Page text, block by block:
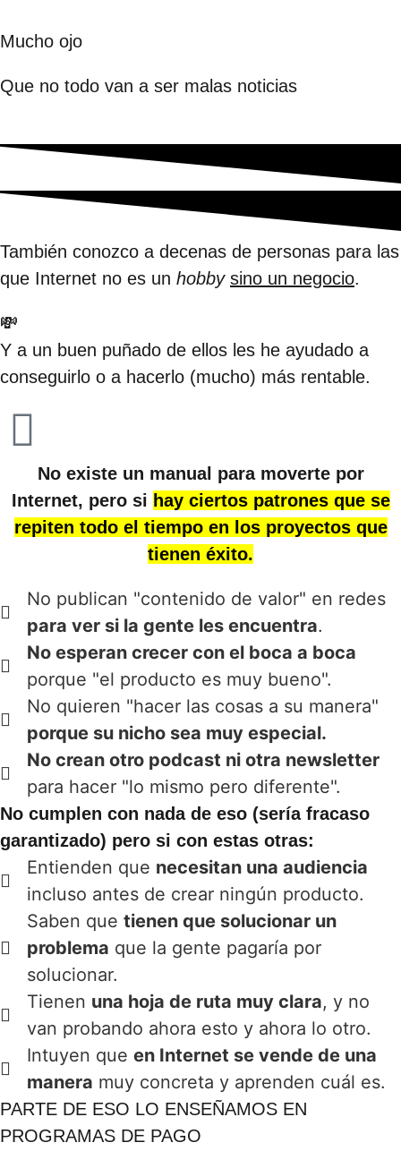
Mucho ojo
Que no todo van a ser malas noticias
También conozco a decenas de personas para las
que Internet no es un hobby sino un negocio.
💸
💸
Y a un buen puñado de ellos les he ayudado a
conseguirlo o a hacerlo (mucho) más rentable.
No existe un manual para moverte por
Internet, pero si hay ciertos patrones que se
repiten todo el tiempo en los proyectos que
tienen éxito.
No publican "contenido de valor" en redes
para ver si la gente les encuentra.
No esperan crecer con el boca a boca
porque "el producto es muy bueno".
No quieren "hacer las cosas a su manera"
porque su nicho sea muy especial.
No crean otro podcast ni otra newsletter
para hacer "lo mismo pero diferente".
No cumplen con nada de eso (sería fracaso
garantizado) pero si con estas otras:
Entienden que necesitan una audiencia
incluso antes de crear ningún producto.
Saben que tienen que solucionar un
problema que la gente pagaría por
solucionar.
Tienen una hoja de ruta muy clara, y no
van probando ahora esto y ahora lo otro.
Intuyen que en Internet se vende de una
manera muy concreta y aprenden cuál es.
PARTE DE ESO LO ENSEÑAMOS EN
PROGRAMAS DE PAGO